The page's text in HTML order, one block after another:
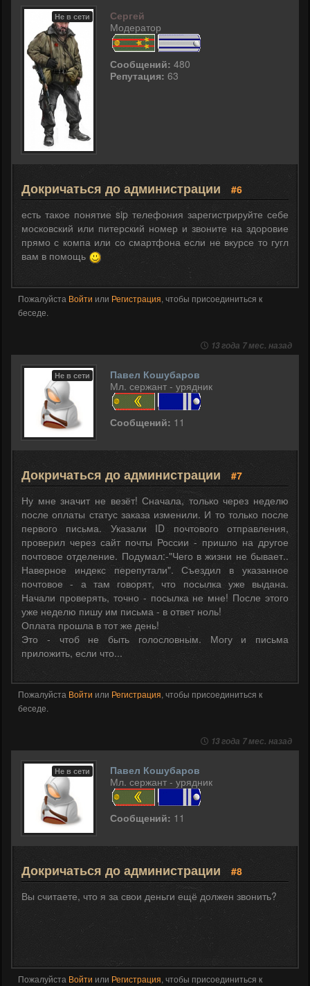
Не в сети
Сергей
Модератор
Сообщений: 480
Репутация: 63
Докричаться до администрации
#6
есть такое понятие sip телефония зарегистрируйте себе
московский или питерский номер и звоните на здоровие
прямо с компа или со смартфона если не вкурсе то гугл
вам в помощь
Пожалуйста Войти или Регистрация, чтобы присоединиться к
беседе.
13 года 7 мес. назад
Не в сети
Павел Кошубаров
Мл. сержант - урядник
Сообщений: 11
Докричаться до администрации
#7
Ну мне значит не везёт! Сначала, только через неделю
после оплаты статус заказа изменили. И то только после
первого письма. Указали ID почтового отправления,
проверил через сайт почты России - пришло на другое
почтовое отделение. Подумал:-"Чего в жизни не бывает..
Наверное индекс перепутали". Съездил в указанное
почтовое - а там говорят, что посылка уже выдана.
Начали проверять, точно - посылка не мне! После этого
уже неделю пишу им письма - в ответ ноль!
Оплата прошла в тот же день!
Это - чтоб не быть голословным. Могу и письма
приложить, если что...
Пожалуйста Войти или Регистрация, чтобы присоединиться к
беседе.
13 года 7 мес. назад
Не в сети
Павел Кошубаров
Мл. сержант - урядник
Сообщений: 11
Докричаться до администрации
#8
Вы считаете, что я за свои деньги ещё должен звонить?
Пожалуйста Войти или Регистрация, чтобы присоединиться к